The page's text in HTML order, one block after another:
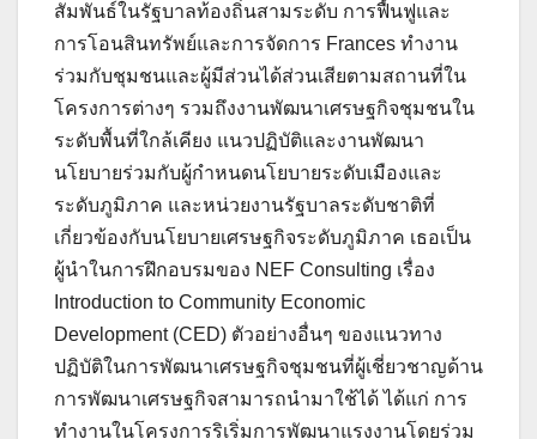
สัมพันธ์ในรัฐบาลท้องถิ่นสามระดับ การฟื้นฟูและ
การโอนสินทรัพย์และการจัดการ Frances ทำงาน
ร่วมกับชุมชนและผู้มีส่วนได้ส่วนเสียตามสถานที่ใน
โครงการต่างๆ รวมถึงงานพัฒนาเศรษฐกิจชุมชนใน
ระดับพื้นที่ใกล้เคียง แนวปฏิบัติและงานพัฒนา
นโยบายร่วมกับผู้กำหนดนโยบายระดับเมืองและ
ระดับภูมิภาค และหน่วยงานรัฐบาลระดับชาติที่
เกี่ยวข้องกับนโยบายเศรษฐกิจระดับภูมิภาค เธอเป็น
ผู้นำในการฝึกอบรมของ NEF Consulting เรื่อง
Introduction to Community Economic
Development (CED) ตัวอย่างอื่นๆ ของแนวทาง
ปฏิบัติในการพัฒนาเศรษฐกิจชุมชนที่ผู้เชี่ยวชาญด้าน
การพัฒนาเศรษฐกิจสามารถนำมาใช้ได้ ได้แก่ การ
ทำงานในโครงการริเริ่มการพัฒนาแรงงานโดยร่วม